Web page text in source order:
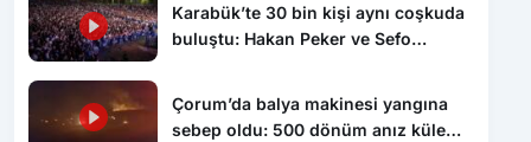
Karabük’te 30 bin kişi aynı coşkuda
buluştu: Hakan Peker ve Sefo
Çorum’da balya makinesi yangına
sebep oldu: 500 dönüm anız küle